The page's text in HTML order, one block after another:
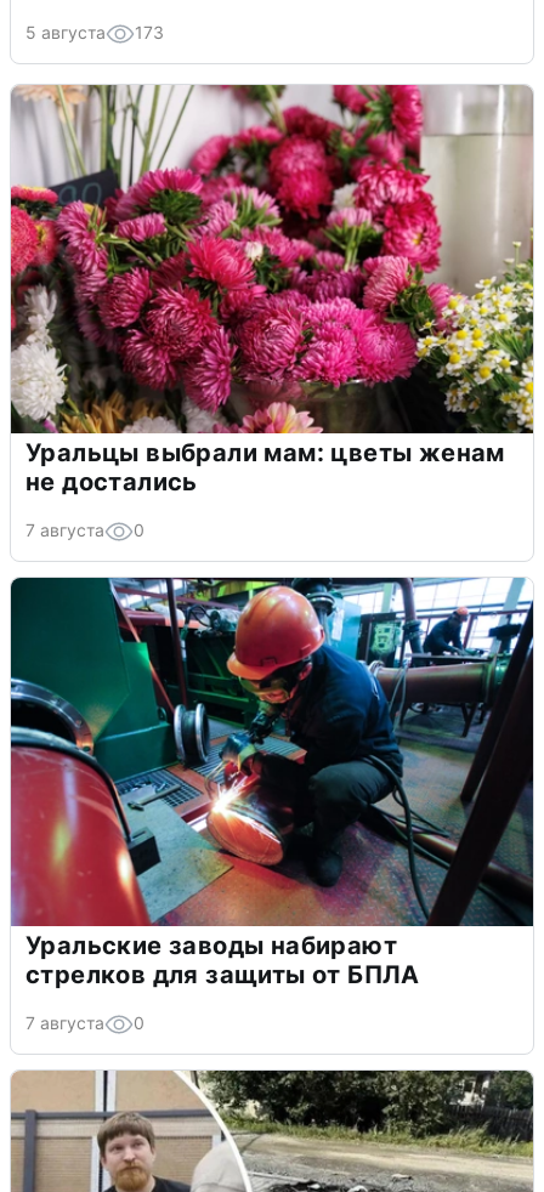
5 августа 173
Уральцы выбрали мам: цветы женам
не достались
7 августа 0
Уральские заводы набирают
стрелков для защиты от БПЛА
7 августа 0